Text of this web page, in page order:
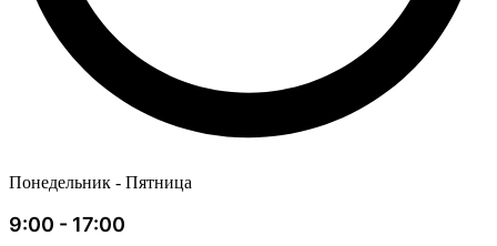
Понедельник - Пятница
9:00 - 17:00